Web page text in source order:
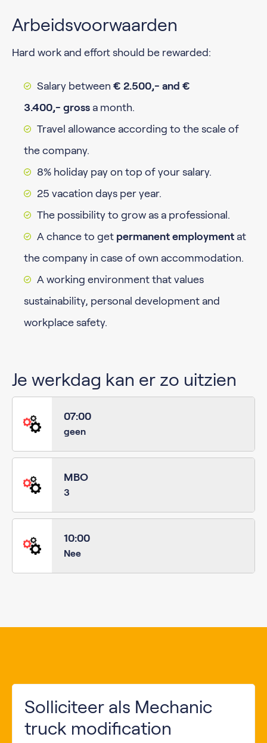
Arbeidsvoorwaarden
Hard work and effort should be rewarded:
Salary between € 2.500,- and €
3.400,- gross a month.
Travel allowance according to the scale of
the company.
8% holiday pay on top of your salary.
25 vacation days per year.
The possibility to grow as a professional.
A chance to get permanent employment at
the company in case of own accommodation.
A working environment that values
sustainability, personal development and
workplace safety.
Je werkdag kan er zo uitzien
07:00
geen
MBO
3
10:00
Nee
Solliciteer als Mechanic
truck modification